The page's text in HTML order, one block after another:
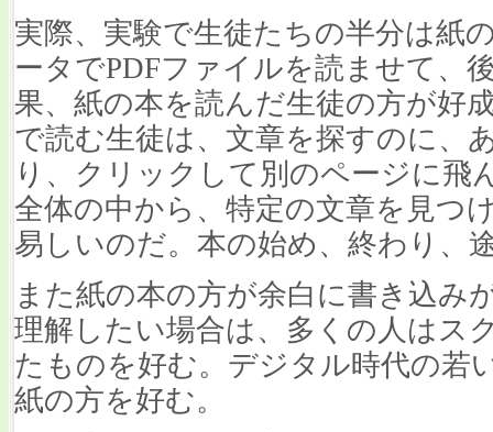
実際、実験で生徒たちの半分は紙
ータでPDFファイルを読ませて、
果、紙の本を読んだ生徒の方が好
で読む生徒は、文章を探すのに、
り、クリックして別のページに飛
全体の中から、特定の文章を見つ
易しいのだ。本の始め、終わり、
また紙の本の方が余白に書き込み
理解したい場合は、多くの人はス
たものを好む。デジタル時代の若
紙の方を好む。